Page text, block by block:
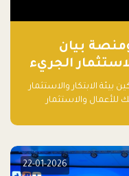
بيان
الجريء
العربية
الابتكار والاستثمار
للأعمال والاستثمار
ورواد الأعمال في
22-01-2026